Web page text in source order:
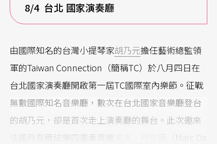
8/4 台北 國家演奏廳
由國際知名的台灣小提琴家胡乃元擔任藝術總監領
軍的Taiwan Connection（簡稱TC）於八月四日在
台北國家演奏廳開啟第一屆TC國際室內樂節。征戰
無數國際知名音樂廳，數次在台北國家音樂廳登台
的胡乃元，卻是首次走上演奏廳的舞台。此次邀來
法國丹奈爾絃樂四重奏首席
（Marc Da